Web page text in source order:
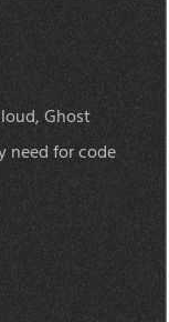
Ghost
need for code